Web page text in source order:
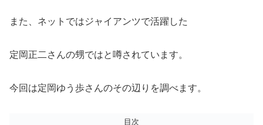
また、ネットではジャイアンツで活躍した
定岡正二さんの甥ではと噂されています。
今回は定岡ゆう歩さんのその辺りを調べます。
目次